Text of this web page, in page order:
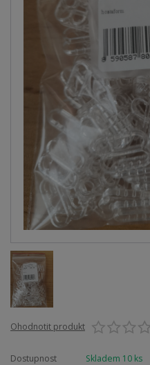
Ohodnotit produkt
Dostupnost Skladem 10 ks